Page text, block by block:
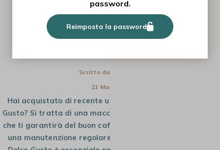
DECALCIFICAZIONE DOLCE GUSTO IN
Scritto da
21 Mag 2024
Hai acquistato di recente una macchina da caffè Dolce
Gusto? Si tratta di una macchina da caffè facile da usare
che ti garantirà del buon caffè, a condizione di realizzare
una manutenzione regolare. La decalcificazione di una
password.
Reimposta la password